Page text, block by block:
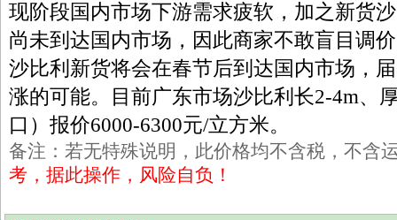
现阶段国内市场下游需求疲软，加之新货
尚未到达国内市场，因此商家不敢盲目调
沙比利新货将会在春节后到达国内市场，
涨的可能。目前广东市场沙比利长2-4m、
口）报价6000-6300元/立方米。
备注：若无特殊说明，此价格均不含税，不含
考，据此操作，风险自负！